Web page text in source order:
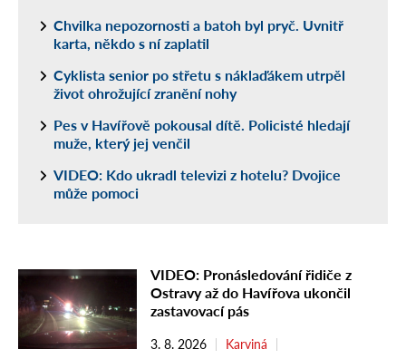
Chvilka nepozornosti a batoh byl pryč. Uvnitř
karta, někdo s ní zaplatil
Cyklista senior po střetu s náklaďákem utrpěl
život ohrožující zranění nohy
Pes v Havířově pokousal dítě. Policisté hledají
muže, který jej venčil
VIDEO: Kdo ukradl televizi z hotelu? Dvojice
může pomoci
VIDEO: Pronásledování řidiče z
Ostravy až do Havířova ukončil
zastavovací pás
3. 8. 2026 Karviná